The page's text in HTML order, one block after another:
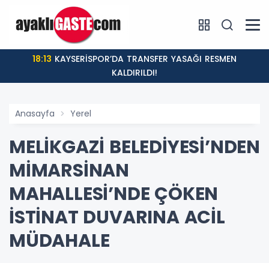
18:13
KALDIRILDI!
Anasayfa Yerel
MELİKGAZİ BELEDİYESİ’NDEN
MİMARSİNAN
MAHALLESİ’NDE ÇÖKEN
İSTİNAT DUVARINA ACİL
MÜDAHALE